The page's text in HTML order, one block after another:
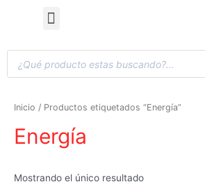
Inicio / Productos etiquetados “Energía”
Energía
Mostrando el único resultado